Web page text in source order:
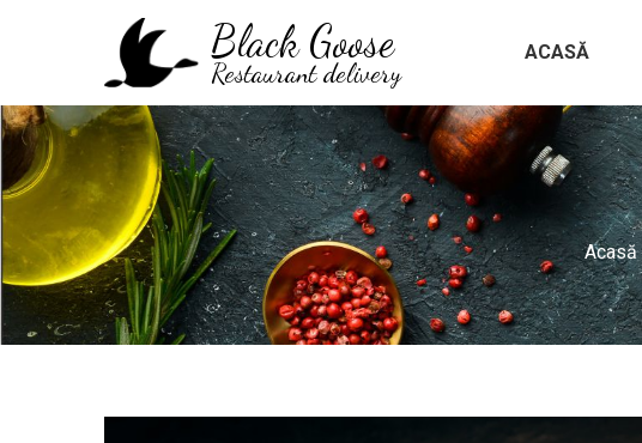
Black Goose
Restaurant delivery
ACASĂ
Acasă